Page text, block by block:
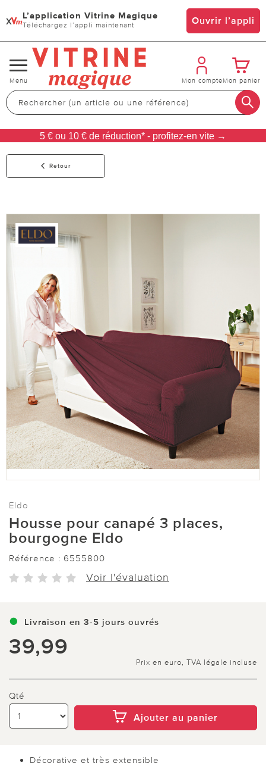
x L’application Vitrine Magique
Téléchargez l’appli maintenant Ouvrir l’appli
Changer
de
navigation
Menu Mon compteMon panier
5 € ou 10 € de réduction* - profitez-en vite →
Retour
Eldo
Housse pour canapé 3 places,
bourgogne Eldo
Référence : 6555800
Voir l'évaluation
Livraison en 3-5 jours ouvrés
39,99
Prix en euro, TVA légale incluse
Qté
Ajouter au panier
Décorative et très extensible